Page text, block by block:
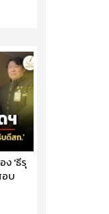
ง 'ธีรุ
บ